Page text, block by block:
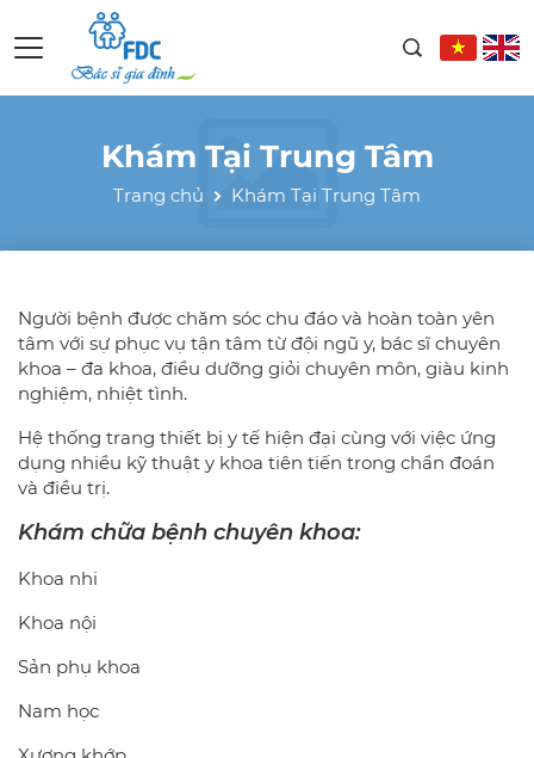
Khám Tại Trung Tâm
Trang chủ Khám Tại Trung Tâm
Người bệnh được chăm sóc chu đáo và hoàn toàn yên
tâm với sự phục vụ tận tâm từ đội ngũ y, bác sĩ chuyên
khoa – đa khoa, điều dưỡng giỏi chuyên môn, giàu kinh
nghiệm, nhiệt tình.
Hệ thống trang thiết bị y tế hiện đại cùng với việc ứng
dụng nhiều kỹ thuật y khoa tiên tiến trong chẩn đoán
và điều trị.
Khám chữa bệnh chuyên khoa:
Khoa nhi
Khoa nội
Sản phụ khoa
Nam học